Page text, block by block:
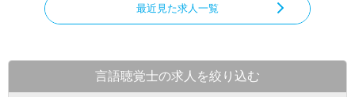
最近見た求人一覧
言語聴覚士の求人を絞り込む